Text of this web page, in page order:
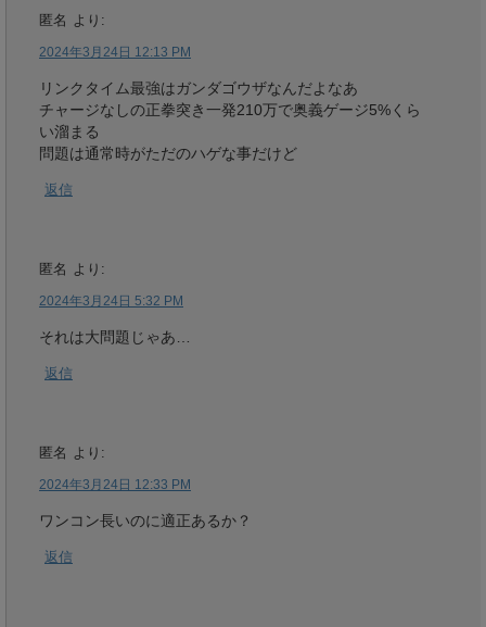
匿名 より:
2024年3月24日 12:13 PM
リンクタイム最強はガンダゴウザなんだよなあ
チャージなしの正拳突き一発210万で奥義ゲージ5%くら
い溜まる
問題は通常時がただのハゲな事だけど
返信
匿名 より:
2024年3月24日 5:32 PM
それは大問題じゃあ…
返信
匿名 より:
2024年3月24日 12:33 PM
ワンコン長いのに適正あるか？
返信